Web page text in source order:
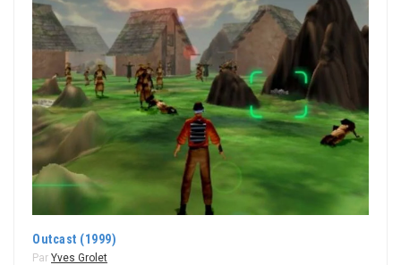
Outcast (1999)
Par Yves Grolet